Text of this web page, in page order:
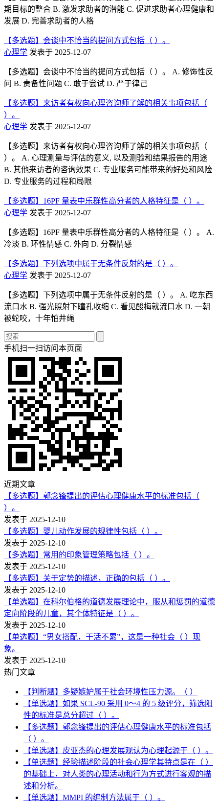
期目标的整合 B. 激发求助者的潜能 C. 促进求助者心理健康和
发展 D. 完善求助者的人格
【多选题】会谈中不恰当的提问方式包括（ ）。
心理学 发表于 2025-12-07
【多选题】会谈中不恰当的提问方式包括（ ）。 A. 修饰性反
问 B. 责备性问题 C. 敢于尝试 D. 严于律己
【多选题】来访者有权向心理咨询师了解的相关事项包括（
）。
心理学 发表于 2025-12-07
【多选题】来访者有权向心理咨询师了解的相关事项包括（
）。 A. 心理测量与评估的意义, 以及测验和结果报告的用途
B. 其他来访者的咨询效果 C. 专业服务可能带来的好处和风险
D. 专业服务的过程和局限
【多选题】16PF 量表中乐群性高分者的人格特征是（ ）。
心理学 发表于 2025-12-07
【多选题】16PF 量表中乐群性高分者的人格特征是（ ）。 A.
冷淡 B. 环性情感 C. 外向 D. 分裂情感
【多选题】下列选项中属于无条件反射的是（ ）。
心理学 发表于 2025-12-07
【多选题】下列选项中属于无条件反射的是（ ）。 A. 吃东西
流口水 B. 强光照射下瞳孔收缩 C. 看见酸梅就流口水 D. 一朝
被蛇咬，十年怕井绳
手机扫一扫访问本页面
近期文章
【多选题】郭念锋提出的评估心理健康水平的标准包括（
）。
发表于 2025-12-10
【多选题】婴儿动作发展的规律性包括（ ）。
发表于 2025-12-10
【多选题】常用的印象管理策略包括（ ）。
发表于 2025-12-10
【多选题】关于定势的描述，正确的包括（ ）。
发表于 2025-12-10
【单选题】在科尔伯格的道德发展理论中，服从和惩罚的道德
定向阶段的儿童，其个体特征是（ ）。
发表于 2025-12-10
【单选题】“男女搭配，干活不累”，这是一种社会（ ）现
象。
发表于 2025-12-10
热门文章
【判断题】多疑嫉妒属于社会环境性压力源。（ ）
【单选题】如果 SCL-90 采用 0～4 的 5 级评分，筛选阳
性的标准是总分超过（ ）。
【多选题】郭念锋提出的评估心理健康水平的标准包括
（ ）。
【单选题】皮亚杰的心理发展观认为心理起源于（ ）。
【单选题】经验描述阶段的社会心理学其特点是在（ ）
的基础上，对人类的心理活动和行为方式进行客观的描
述和分析。
【单选题】MMPI 的编制方法属于（ ）。